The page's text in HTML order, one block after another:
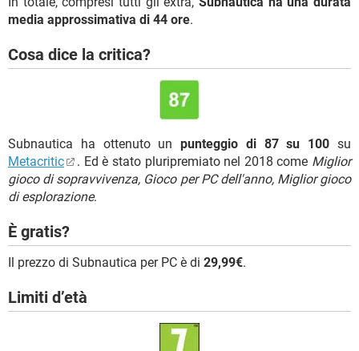
media approssimativa di 44 ore.
Cosa dice la critica?
Subnautica ha ottenuto unpunteggio di 87 su 100 su
Metacritic
. Ed è stato pluripremiato nel 2018 come Miglior
gioco di sopravvivenza, Gioco per PC dell'anno, Miglior gioco
di esplorazione.
È gratis?
Il prezzo di Subnautica per PC è di 29,99€.
Limiti d’età